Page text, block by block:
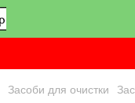
Засоби для очистки